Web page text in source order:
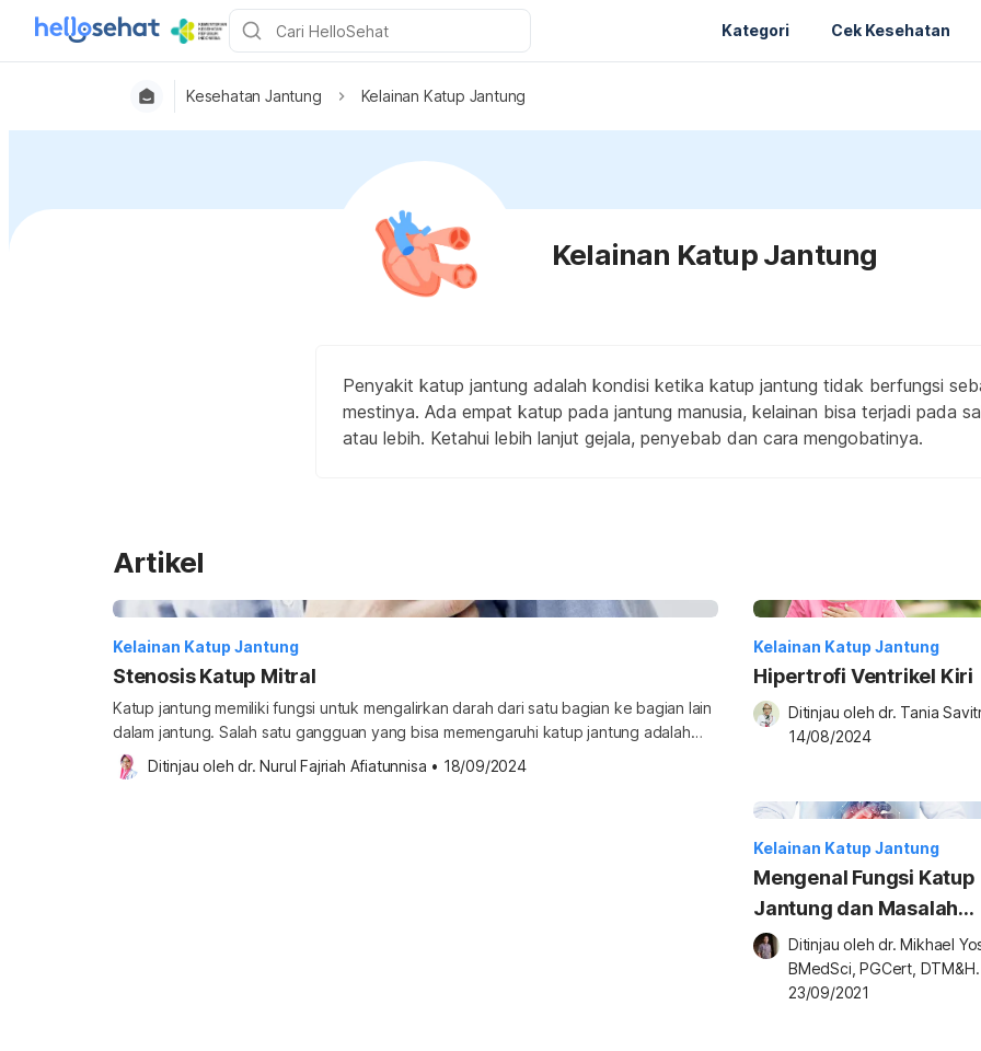
Kategori Cek Kesehatan
Kesehatan Jantung Kelainan Katup Jantung
Kelainan Katup Jantung
Penyakit katup jantung adalah kondisi ketika katup jantung tidak berfungsi
mestinya. Ada empat katup pada jantung manusia, kelainan bisa terjadi pada
atau lebih. Ketahui lebih lanjut gejala, penyebab dan cara mengobatinya.
Artikel
Kelainan Katup Jantung
Stenosis Katup Mitral
Katup jantung memiliki fungsi untuk mengalirkan darah dari satu bagian ke bagian lain
dalam jantung. Salah satu gangguan yang bisa memengaruhi katup jantung adalah
stenosis katup mitral. Ketahui gejala, penyebab, hingga cara mengobatinya di bawah
ini. Apa itu stenosis katup mitral? Stenosis katup mitral atau stenosis mitral adalah
Ditinjau oleh dr. Nurul Fajriah Afiatunnisa • 18/09/2024
Kelainan Katup Jantung
Hipertrofi Ventrikel Kiri
Ditinjau oleh dr. Tania
14/08/2024
Kelainan Katup Jantung
Mengenal Fungsi Katup
Jantung dan Masalah
Kesehatannya
Ditinjau oleh dr. Mikhael
BMedSci, PGCert, DTM&H.
23/09/2021